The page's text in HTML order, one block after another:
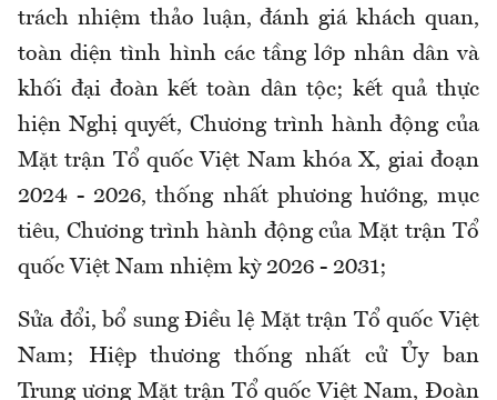
trách nhiệm thảo luận, đánh giá khách quan,
toàn diện tình hình các tầng lớp nhân dân và
khối đại đoàn kết toàn dân tộc; kết quả thực
hiện Nghị quyết, Chương trình hành động của
Mặt trận Tổ quốc Việt Nam khóa X, giai đoạn
2024 - 2026, thống nhất phương hướng, mục
tiêu, Chương trình hành động của Mặt trận Tổ
quốc Việt Nam nhiệm kỳ 2026 - 2031;
Sửa đổi, bổ sung Điều lệ Mặt trận Tổ quốc Việt
Nam; Hiệp thương thống nhất cử Ủy ban
Trung ương Mặt trận Tổ quốc Việt Nam, Đoàn